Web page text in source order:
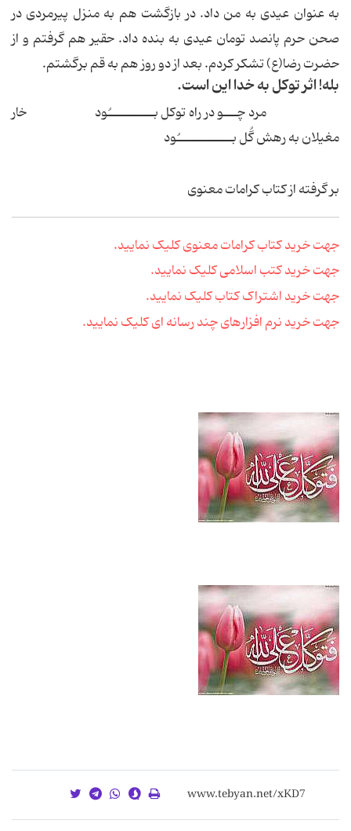
به عنوان عیدی به من داد. در بازگشت هم به منزل پیرمردی در
صحن حرم پانصد تومان عیدی به بنده داد. حقیر هم گرفتم و از
حضرت رضا(ع) تشکر کردم. بعد از دو روز هم به قم برگشتم.
بله! اثر توکل به خدا این است.
مرد چـــو در راه توکل بــــــــــُود خار
مغیلان به رهش گُل بــــــــــــُود
بر گرفته از کتاب کرامات معنوی
جهت خرید کتاب کرامات معنوی کلیک نمایید.
جهت خرید کتب اسلامی کلیک نمایید.
جهت خرید اشتراک کتاب کلیک نمایید.
جهت خرید نرم افزارهای چند رسانه ای کلیک نمایید.